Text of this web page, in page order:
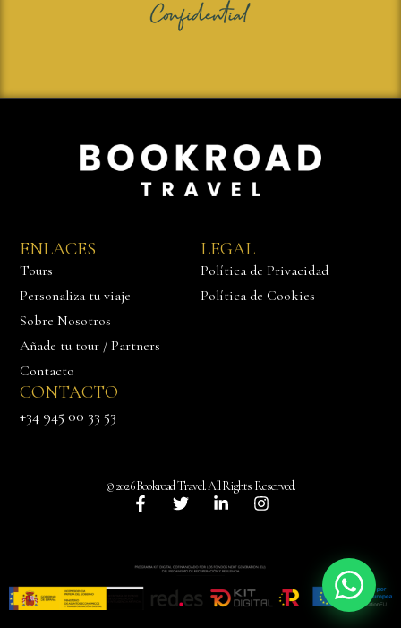
ENLACES
Tours
Personaliza tu viaje
Sobre Nosotros
Añade tu tour / Partners
Contacto
LEGAL
Política de Privacidad
Política de Cookies
CONTACTO
+34 945 00 33 53
© 2026 Bookroad Travel. All Rights Reserved.